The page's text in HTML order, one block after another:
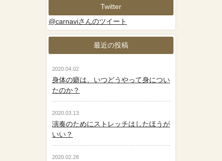
Twitter
@carnaviさんのツイート
最近の投稿
2020.04.02
身体の癖は、いつどうやって身につい
たのか？
2020.03.13
演奏のためにストレッチはしたほうが
いい？
2020.02.28